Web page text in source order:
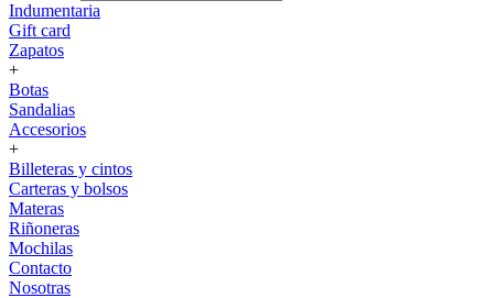
Indumentaria
Gift card
Zapatos
+
Botas
Sandalias
Accesorios
+
Billeteras y cintos
Carteras y bolsos
Materas
Riñoneras
Mochilas
Contacto
Nosotras